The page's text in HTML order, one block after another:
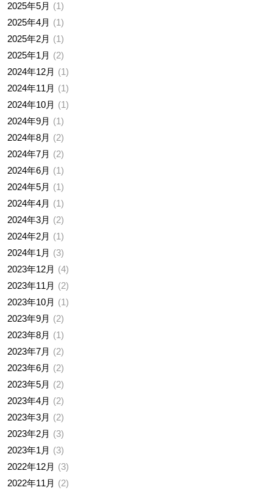
2025年5月
1
2025年4月
1
2025年2月
1
2025年1月
2
2024年12月
1
2024年11月
1
2024年10月
1
2024年9月
1
2024年8月
2
2024年7月
2
2024年6月
1
2024年5月
1
2024年4月
1
2024年3月
2
2024年2月
1
2024年1月
3
2023年12月
4
2023年11月
2
2023年10月
1
2023年9月
2
2023年8月
1
2023年7月
2
2023年6月
2
2023年5月
2
2023年4月
2
2023年3月
2
2023年2月
3
2023年1月
3
2022年12月
3
2022年11月
2